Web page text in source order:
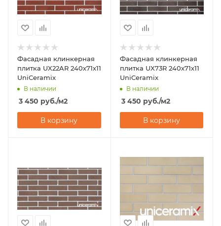
Фасадная клинкерная
плитка UX22AR 240х71х11
UniCeramix
В наличии
3 450 руб./м2
В корзину
Фасадная клинкерная
плитка UX73R 240х71х11
UniCeramix
В наличии
3 450 руб./м2
В корзину